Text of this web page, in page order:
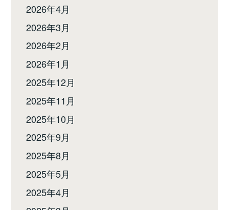
2026年4月
2026年3月
2026年2月
2026年1月
2025年12月
2025年11月
2025年10月
2025年9月
2025年8月
2025年5月
2025年4月